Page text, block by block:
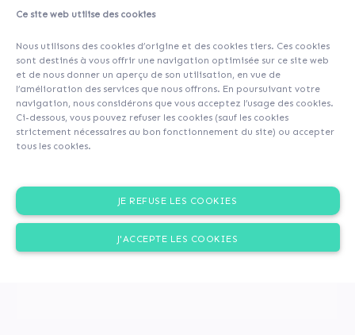
Ce site web utilise des cookies
Nous utilisons des cookies d’origine et des cookies tiers. Ces cookies
sont destinés à vous offrir une navigation optimisée sur ce site web
et de nous donner un aperçu de son utilisation, en vue de
l’amélioration des services que nous offrons. En poursuivant votre
navigation, nous considérons que vous acceptez l’usage des cookies.
Ci-dessous, vous pouvez refuser les cookies (sauf les cookies
strictement nécessaires au bon fonctionnement du site) ou accepter
tous les cookies.
JE REFUSE LES COOKIES
J'ACCEPTE LES COOKIES